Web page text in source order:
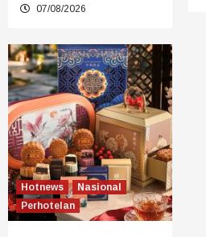
07/08/2026
Hotnews
Nasional
Perhotelan